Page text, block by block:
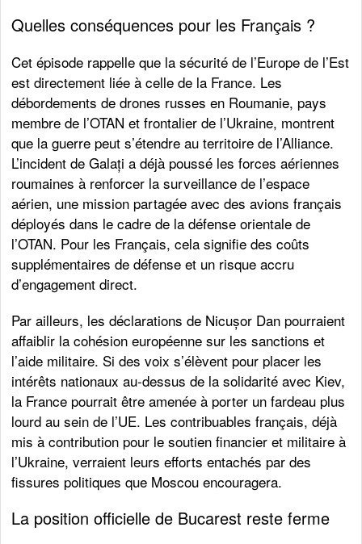
Quelles conséquences pour les Français ?
Cet épisode rappelle que la sécurité de l’Europe de l’Est
est directement liée à celle de la France. Les
débordements de drones russes en Roumanie, pays
membre de l’OTAN et frontalier de l’Ukraine, montrent
que la guerre peut s’étendre au territoire de l’Alliance.
L’incident de Galați a déjà poussé les forces aériennes
roumaines à renforcer la surveillance de l’espace
aérien, une mission partagée avec des avions français
déployés dans le cadre de la défense orientale de
l’OTAN. Pour les Français, cela signifie des coûts
supplémentaires de défense et un risque accru
d’engagement direct.
Par ailleurs, les déclarations de Nicușor Dan pourraient
affaiblir la cohésion européenne sur les sanctions et
l’aide militaire. Si des voix s’élèvent pour placer les
intérêts nationaux au-dessus de la solidarité avec Kiev,
la France pourrait être amenée à porter un fardeau plus
lourd au sein de l’UE. Les contribuables français, déjà
mis à contribution pour le soutien financier et militaire à
l’Ukraine, verraient leurs efforts entachés par des
fissures politiques que Moscou encouragera.
La position officielle de Bucarest reste ferme